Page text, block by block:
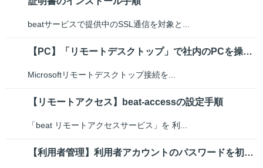
beatサービスで提供中のSSL通信を対象と...
【PC】「リモートデスクトップ」で社内のPCを操作したい
Microsoftリモートデスクトップ接続を...
【リモートアクセス】beat-accessの設定手順
「beat リモートアクセスサービス」を 利...
【利用者管理】利用者アカウントのパスワードを初期化（リセット）したい